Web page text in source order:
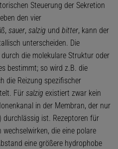
Steuerung der Sekretion
den vier
, sauer, salzig und bitter, kann der
unterscheiden. Die
die molekulare Struktur oder
bestimmt; so wird z.B. die
die Reizung spezifischer
Für salzig existiert zwar kein
in der Membran, der nur
durchlässig ist. Rezeptoren für
die eine polare
eine größere hydrophobe